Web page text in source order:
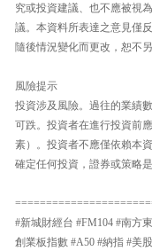
究或投資建議、也不應被視
議。本資料所表達之意見僅
隨後情況變化而更改，恕不另
風險提示
投資涉及風險。過往的業績
可跌。投資者在進行投資前
素）。投資者不應僅依賴本
確定任何投資，證券或策略
#新城財經台 #FM104 #南方
創業板指數 #A50 #納指 #美